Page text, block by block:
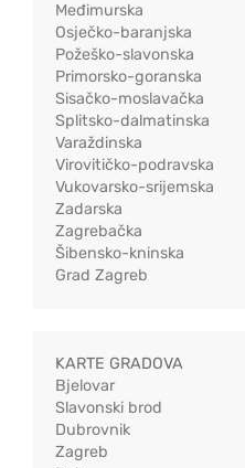
Međimurska
Osječko-baranjska
Požeško-slavonska
Primorsko-goranska
Sisačko-moslavačka
Splitsko-dalmatinska
Varaždinska
Virovitičko-podravska
Vukovarsko-srijemska
Zadarska
Zagrebačka
Šibensko-kninska
Grad Zagreb
KARTE GRADOVA
Bjelovar
Slavonski brod
Dubrovnik
Zagreb